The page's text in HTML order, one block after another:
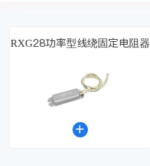
RXG28功率型线绕固定电阻器
